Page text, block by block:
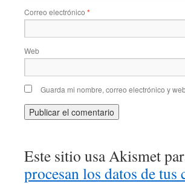
Correo electrónico *
Web
Guarda mi nombre, correo electrónico y
Este sitio usa Akismet
procesan los datos de tus